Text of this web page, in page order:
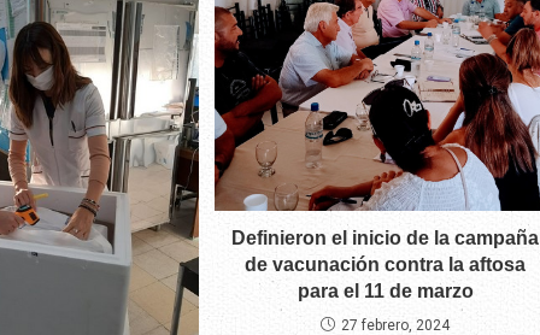
Definieron el inicio de la campaña
de vacunación contra la aftosa
para el 11 de marzo
27 febrero, 2024